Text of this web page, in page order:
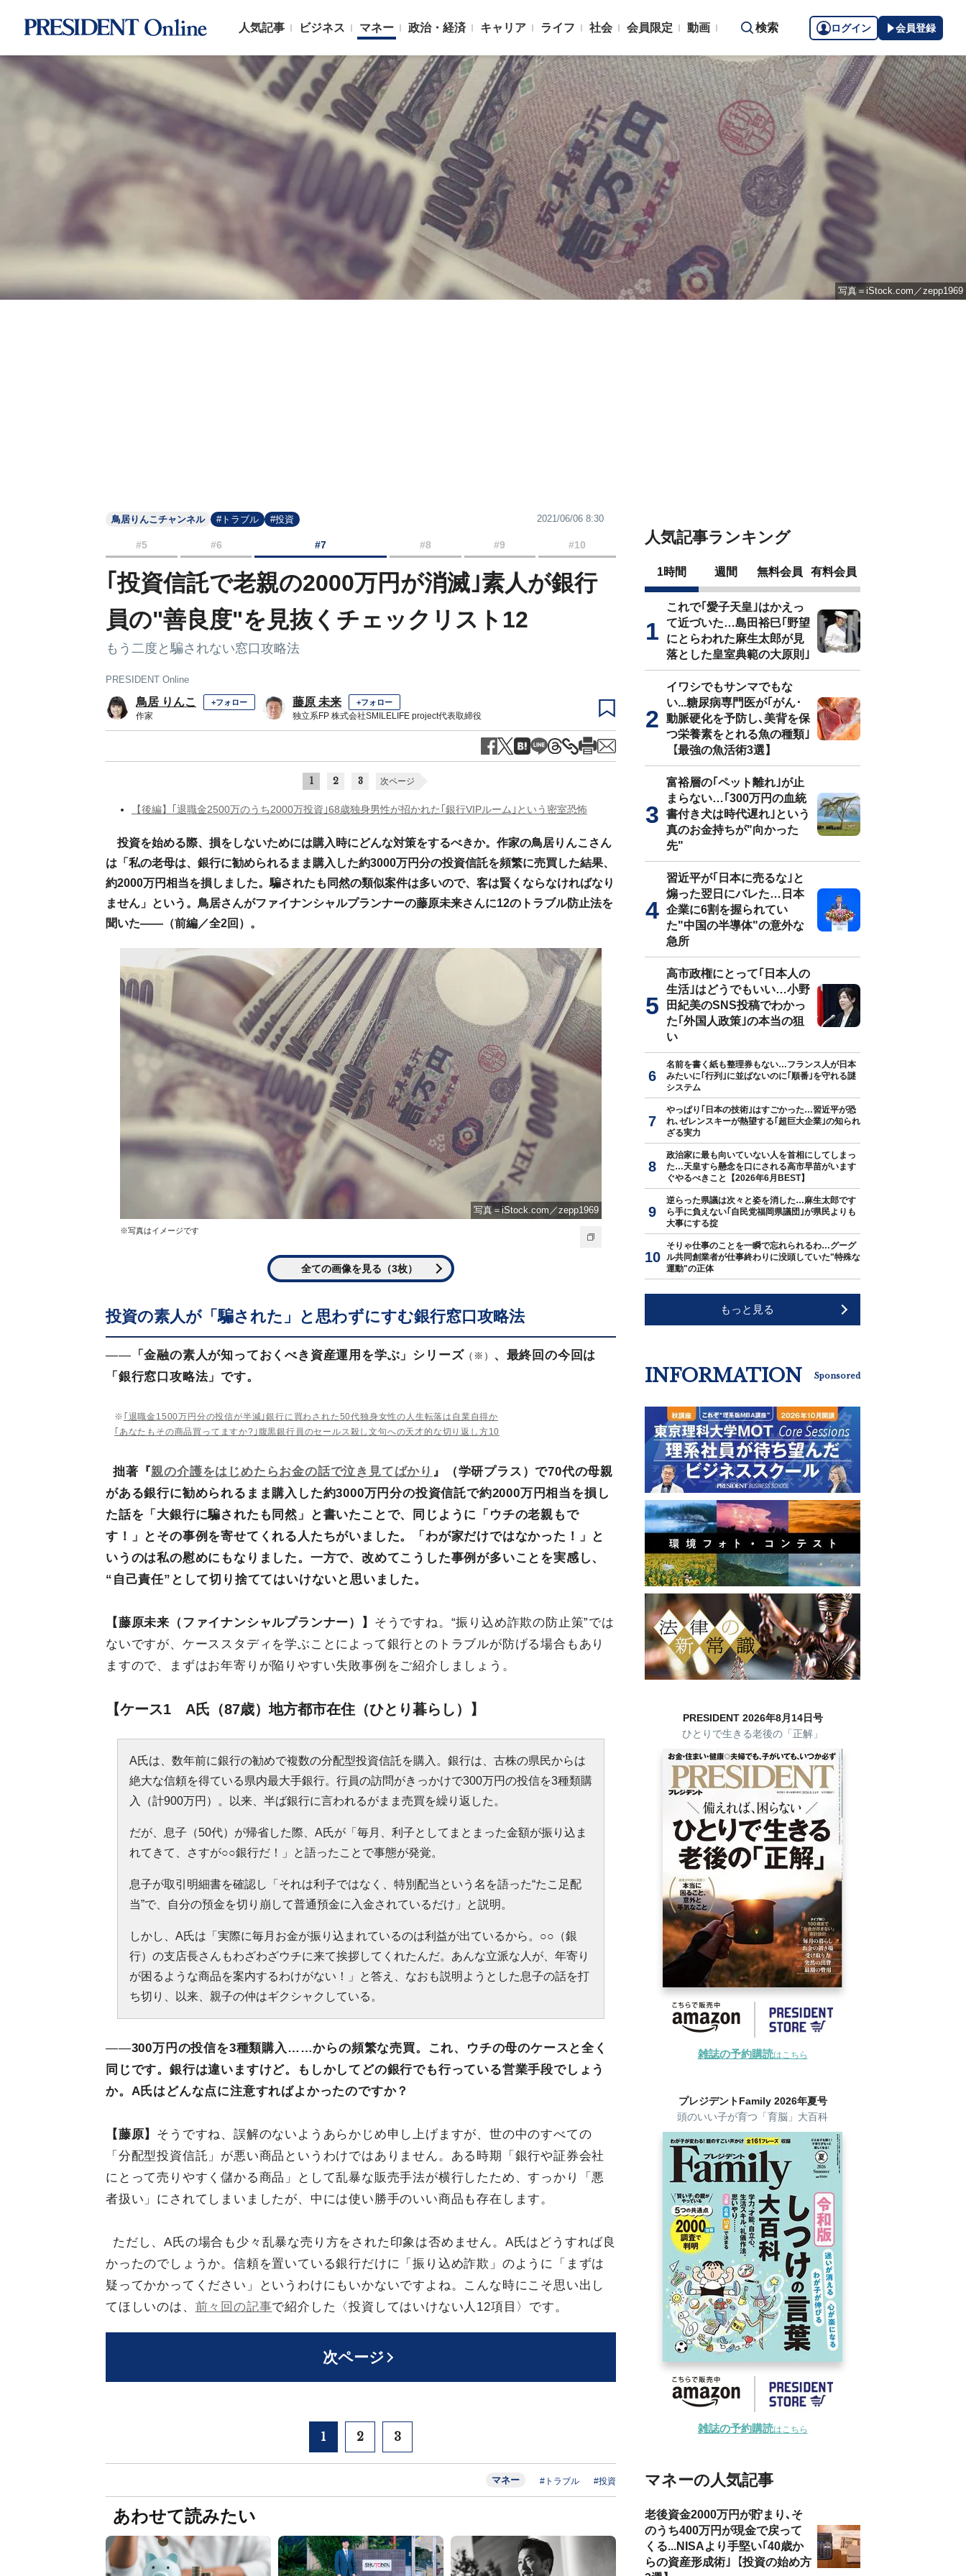
人気記事 ビジネス マネー 政治・経済 キャリア ライフ 社会 会員限定 動画 検索 ログイン 会員登録
写真＝iStock.com／zepp1969
鳥居りんこチャンネル #トラブル #投資 2021/06/06 8:30
#5 #6 #7 #8 #9 #10
｢投資信託で老親の2000万円が消滅｣素人が銀行
員の"善良度"を見抜くチェックリスト12
もう二度と騙されない窓口攻略法
PRESIDENT Online
鳥居 りんこ +フォロー
作家
藤原 未来 +フォロー
独立系FP 株式会社SMILELIFE project代表取締役
1 2 3 次ページ
【後編】｢退職金2500万のうち2000万投資｣68歳独身男性が招かれた｢銀行VIPルーム｣という密室恐怖
投資を始める際、損をしないためには購入時にどんな対策をするべきか。作家の鳥居りんこさん
は「私の老母は、銀行に勧められるまま購入した約3000万円分の投資信託を頻繁に売買した結果、
約2000万円相当を損しました。騙されたも同然の類似案件は多いので、客は賢くならなければなり
ません」という。鳥居さんがファイナンシャルプランナーの藤原未来さんに12のトラブル防止法を
聞いた――（前編／全2回）。
写真＝iStock.com／zepp1969
※写真はイメージです
全ての画像を見る（3枚）
投資の素人が「騙された」と思わずにすむ銀行窓口攻略法
—— 「金融の素人が知っておくべき資産運用を学ぶ」シリーズ （※） 、最終回の今回は
「銀行窓口攻略法」です。
※ ｢退職金1500万円分の投信が半減｣銀行に買わされた50代独身女性の人生転落は自業自得か
｢あなたもその商品買ってますか?｣腹黒銀行員のセールス殺し文句への天才的な切り返し方10
拙著『親の介護をはじめたらお金の話で泣き見てばかり 』（学研プラス）で70代の母親
がある銀行に勧められるまま購入した約3000万円分の投資信託で約2000万円相当を損し
た話を「大銀行に騙されたも同然」と書いたことで、同じように「ウチの老親もで
す！」とその事例を寄せてくれる人たちがいました。「わが家だけではなかった！」と
いうのは私の慰めにもなりました。一方で、改めてこうした事例が多いことを実感し、
“自己責任”として切り捨ててはいけないと思いました。
【藤原未来（ファイナンシャルプランナー）】 そうですね。“振り込め詐欺の防止策”では
ないですが、ケーススタディを学ぶことによって銀行とのトラブルが防げる場合もあり
ますので、まずはお年寄りが陥りやすい失敗事例をご紹介しましょう。
【ケース1 A氏（87歳）地方都市在住（ひとり暮らし）】
A氏は、数年前に銀行の勧めで複数の分配型投資信託を購入。銀行は、古株の県民からは
絶大な信頼を得ている県内最大手銀行。行員の訪問がきっかけで300万円の投信を3種類購
入（計900万円）。以来、半ば銀行に言われるがまま売買を繰り返した。
だが、息子（50代）が帰省した際、A氏が「毎月、利子としてまとまった金額が振り込ま
れてきて、さすが○○銀行だ！」と語ったことで事態が発覚。
息子が取引明細書を確認し「それは利子ではなく、特別配当という名を語った“たこ足配
当”で、自分の預金を切り崩して普通預金に入金されているだけ」と説明。
しかし、A氏は「実際に毎月お金が振り込まれているのは利益が出ているから。○○（銀
行）の支店長さんもわざわざウチに来て挨拶してくれたんだ。あんな立派な人が、年寄り
が困るような商品を案内するわけがない！」と答え、なおも説明ようとした息子の話を打
ち切り、以来、親子の仲はギクシャクしている。
——300万円の投信を3種類購入……からの頻繁な売買。これ、ウチの母のケースと全く
同じです。銀行は違いますけど。もしかしてどの銀行でも行っている営業手段でしょう
か。A氏はどんな点に注意すればよかったのですか？
【藤原】 そうですね、誤解のないようあらかじめ申し上げますが、世の中のすべての
「分配型投資信託」が悪い商品というわけではありません。ある時期「銀行や証券会社
にとって売りやすく儲かる商品」として乱暴な販売手法が横行したため、すっかり「悪
者扱い」にされてしまいましたが、中には使い勝手のいい商品も存在します。
ただし、A氏の場合も少々乱暴な売り方をされた印象は否めません。A氏はどうすれば良
かったのでしょうか。信頼を置いている銀行だけに「振り込め詐欺」のように「まずは
疑ってかかってください」というわけにもいかないですよね。こんな時にこそ思い出し
てほしいのは、 前々回の記事で紹介した〈投資してはいけない人12項目〉です。
次ページ
1 2 3
マネー #トラブル #投資
あわせて読みたい
人気記事ランキング
1時間 週間 無料会員 有料会員
これで｢愛子天皇｣はかえっ
て近づいた…島田裕巳｢野望
にとらわれた麻生太郎が見
落とした皇室典範の大原則｣
イワシでもサンマでもな
い...糖尿病専門医が｢がん･
動脈硬化を予防し､美背を保
つ栄養素をとれる魚の種類｣
【最強の魚活術3選】
富裕層の｢ペット離れ｣が止
まらない…｢300万円の血統
書付き犬は時代遅れ｣という
真のお金持ちが"向かった
先"
習近平が｢日本に売るな｣と
煽った翌日にバレた…日本
企業に6割を握られてい
た"中国の半導体"の意外な
急所
高市政権にとって｢日本人の
生活｣はどうでもいい…小野
田紀美のSNS投稿でわかっ
た｢外国人政策｣の本当の狙
い
名前を書く紙も整理券もない…フランス人が日本
みたいに｢行列｣に並ばないのに｢順番｣を守れる謎
システム
やっぱり｢日本の技術｣はすごかった…習近平が恐
れ､ゼレンスキーが熱望する｢超巨大企業｣の知られ
ざる実力
政治家に最も向いていない人を首相にしてしまっ
た…天皇すら懸念を口にされる高市早苗がいます
ぐやるべきこと【2026年6月BEST】
逆らった県議は次々と姿を消した…麻生太郎です
ら手に負えない｢自民党福岡県議団｣が県民よりも
大事にする掟
そりゃ仕事のことを一瞬で忘れられるわ…グーグ
ル共同創業者が仕事終わりに没頭していた"特殊な
運動"の正体
もっと見る
INFORMATION Sponsored
PRESIDENT 2026年8月14日号
ひとりで生きる老後の「正解」
雑誌の予約購読はこちら
プレジデントFamily 2026年夏号
頭のいい子が育つ「育脳」大百科
雑誌の予約購読はこちら
マネーの人気記事
老後資金2000万円が貯まり､そ
のうち400万円が現金で戻って
くる...NISAより手堅い｢40歳か
らの資産形成術｣【投資の始め方